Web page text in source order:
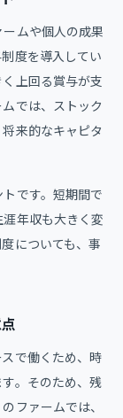
ムや個人の成果
度を導入してい
上回る賞与が支
では、ストック
来的なキャピタ
です。短期間で
年収も大きく変
についても、事
で働くため、時
。そのため、残
ファームでは、